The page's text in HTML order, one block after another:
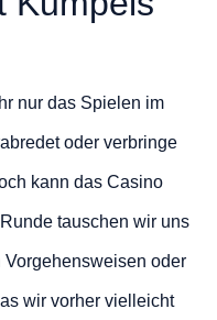
nur das Spielen im
oder verbringe
kann das Casino
tauschen wir uns
Vorgehensweisen oder
wir vorher vielleicht